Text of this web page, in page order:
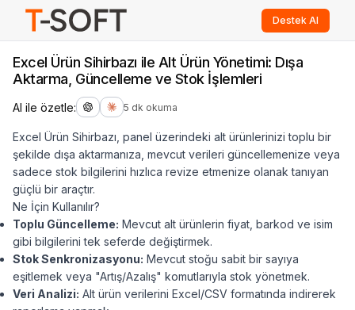
Destek Al
Excel Ürün Sihirbazı ile Alt Ürün Yönetimi: Dışa
Aktarma, Güncelleme ve Stok İşlemleri
AI ile özetle: 5 dk okuma
Excel Ürün Sihirbazı, panel üzerindeki alt ürünlerinizi toplu bir
şekilde dışa aktarmanıza, mevcut verileri güncellemenize veya
sadece stok bilgilerini hızlıca revize etmenize olanak tanıyan
güçlü bir araçtır.
Ne İçin Kullanılır?
Toplu Güncelleme: Mevcut alt ürünlerin fiyat, barkod ve isim
gibi bilgilerini tek seferde değiştirmek.
Stok Senkronizasyonu: Mevcut stoğu sabit bir sayıya
eşitlemek veya "Artış/Azalış" komutlarıyla stok yönetmek.
Veri Analizi: Alt ürün verilerini Excel/CSV formatında indirerek